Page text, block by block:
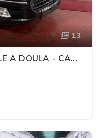
13
PEUGEOT 407 ( DISPONIBLE A DOULA - CAMEROUN )